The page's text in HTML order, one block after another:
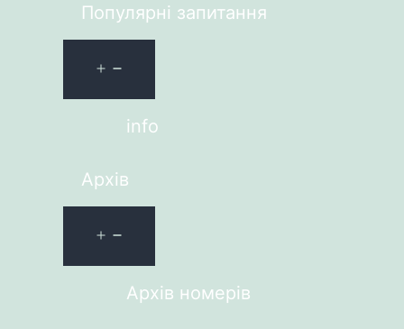
Популярні запитання
info
Архів
Архів номерів